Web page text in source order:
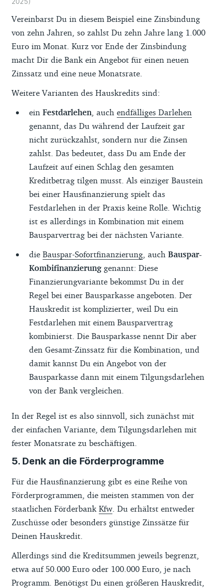
Vereinbarst Du in diesem Beispiel eine Zinsbindung
von zehn Jahren, so zahlst Du zehn Jahre lang 1.000
Euro im Monat. Kurz vor Ende der Zinsbindung
macht Dir die Bank ein Angebot für einen neuen
Zinssatz und eine neue Monatsrate.
Weitere Varianten des Hauskredits sind:
ein Festdarlehen , auch endfälliges Darlehen
genannt, das Du während der Laufzeit gar
nicht zurückzahlst, sondern nur die Zinsen
zahlst. Das bedeutet, dass Du am Ende der
Laufzeit auf einen Schlag den gesamten
Kreditbetrag tilgen musst. Als einziger Baustein
bei einer Hausfinanzierung spielt das
Festdarlehen in der Praxis keine Rolle. Wichtig
ist es allerdings in Kombination mit einem
Bausparvertrag bei der nächsten Variante.
die Bauspar-Sofortfinanzierung , auch Bauspar-
Kombifinanzierunggenannt: Diese
Finanzierungvariante bekommst Du in der
Regel bei einer Bausparkasse angeboten. Der
Hauskredit ist komplizierter, weil Du ein
Festdarlehen mit einem Bausparvertrag
kombinierst. Die Bausparkasse nennt Dir aber
den Gesamt-Zinssatz für die Kombination, und
damit kannst Du ein Angebot von der
Bausparkasse dann mit einem Tilgungsdarlehen
von der Bank vergleichen.
In der Regel ist es also sinnvoll, sich zunächst mit
der einfachen Variante, dem Tilgungsdarlehen mit
fester Monatsrate zu beschäftigen.
5. Denk an die Förderprogramme
Für die Hausfinanzierung gibt es eine Reihe von
Förderprogrammen, die meisten stammen von der
staatlichen Förderbank Kfw. Du erhältst entweder
Zuschüsse oder besonders günstige Zinssätze für
Deinen Hauskredit.
Allerdings sind die Kreditsummen jeweils begrenzt,
etwa auf 50.000 Euro oder 100.000 Euro, je nach
Programm. Benötigst Du einen größeren Hauskredit,